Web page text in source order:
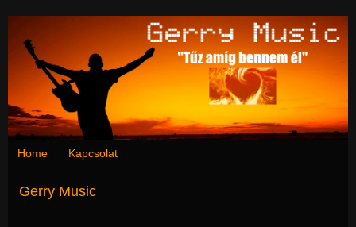
Home Kapcsolat
Gerry Music